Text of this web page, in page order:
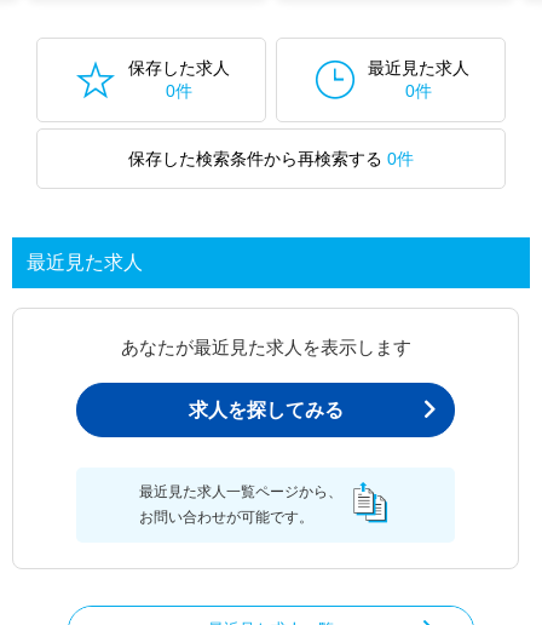
保存した求人
0件
最近見た求人
0件
保存した検索条件から再検索する 0件
最近見た求人
あなたが最近見た求人を表示します
求人を探してみる
最近見た求人一覧ページから、
お問い合わせが可能です。